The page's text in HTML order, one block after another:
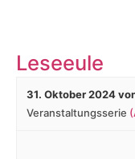
Leseeule
31. Oktober 2024
Veranstaltungsserie